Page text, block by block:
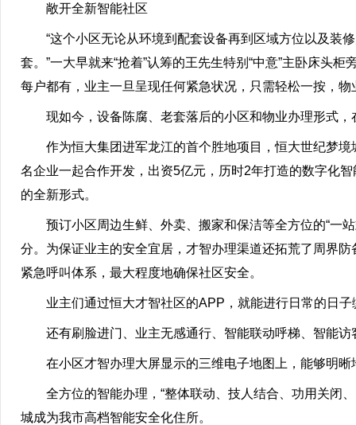
敞开全新智能社区
“这个小区无论从环境到配套设备再到区域方位以及装
套。”一大早就来“抢着”认筹的王先生特别“中意”主卧床头
每户都有，业主一旦呈现任何紧急状况，只需轻松一按，
现如今，设备陈腐、老套落后的小区和物业办理形式，
作为恒大集团进军龙江的首个胜地项目，恒大世纪梦境
名企业一起合作开发，出资5亿元，历时2年打造的数字化
的全新形式。
预订小区周边生鲜、外卖、搬家和保洁等全方位的“一站
分。为保证业主的安全宜居，才智办理渠道还拓荒了周界
紧急呼叫体系，最大程度地确保社区安全。
业主们通过恒大才智社区的APP，就能进行日常的日子
还有刷脸进门、业主无感通行、智能联动呼梯、智能访
在小区才智办理大屏显示的三维电子地图上，能够明晰
全方位的智能办理，“整体联动、技人结合、功用关闭、
城成为我市高档智能安全化住所。